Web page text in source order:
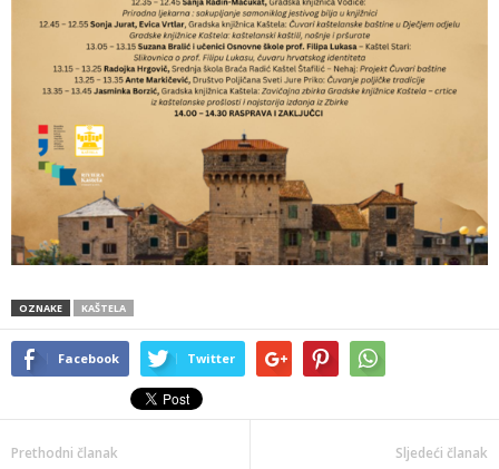
OZNAKE KAŠTELA
Facebook Twitter
Prethodni članak Sljedeći članak